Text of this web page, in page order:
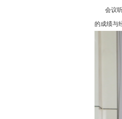
会议听
的成绩与